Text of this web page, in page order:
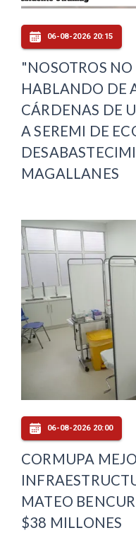
06-08-2026 20:15
"NOSOTROS NO
HABLANDO DE
CÁRDENAS DE
A SEREMI DE
MAGALLANES
06-08-2026 20:00
CORMUPA
MATEO
$38 MILLONES